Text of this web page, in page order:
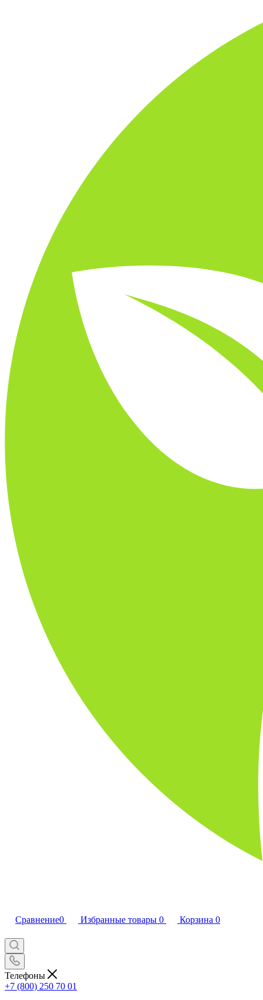
Сравнение0 Избранные товары 0 Корзина 0
Телефоны
+7 (800) 250 70 01